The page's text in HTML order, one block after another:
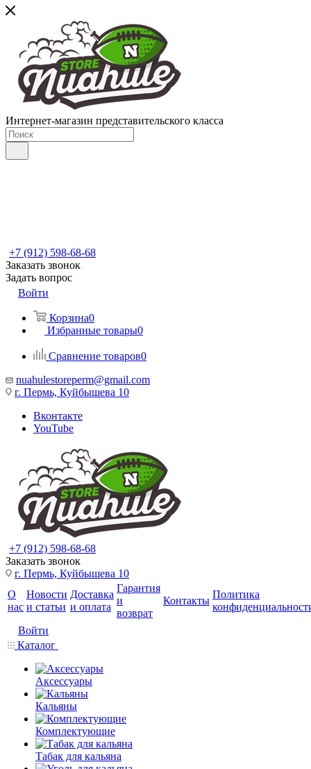
Интернет-магазин представительского класса
+7 (912) 598-68-68
Заказать звонок
Задать вопрос
Войти
Корзина0
Избранные товары0
Сравнение товаров0
nuahulestoreperm@gmail.com
г. Пермь, Куйбышева 10
Вконтакте
YouTube
+7 (912) 598-68-68
Заказать звонок
г. Пермь, Куйбышева 10
О
нас
Новости
и статьи
Доставка
и оплата
Гарантия
и
возврат
Контакты
Политика
Войти
Каталог
Аксессуары
Кальяны
Комплектующие
Табак для кальяна